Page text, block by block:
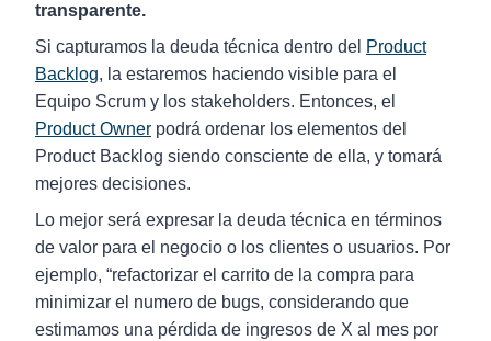
transparente.
Si capturamos la deuda técnica dentro del Product
Backlog, la estaremos haciendo visible para el
Equipo Scrum y los stakeholders. Entonces, el
Product Owner podrá ordenar los elementos del
Product Backlog siendo consciente de ella, y tomará
mejores decisiones.
Lo mejor será expresar la deuda técnica en términos
de valor para el negocio o los clientes o usuarios. Por
ejemplo, “refactorizar el carrito de la compra para
minimizar el numero de bugs, considerando que
estimamos una pérdida de ingresos de X al mes por